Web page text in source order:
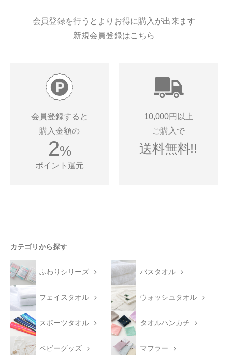
会員登録を行うとよりお得に購入が出来ます
新規会員登録はこちら
会員登録すると
購入金額の
2%
ポイント還元
10,000円以上
ご購入で
送料無料!!
カテゴリから探す
ふわりシリーズ バスタオル
フェイスタオル ウォッシュタオル
スポーツタオル タオルハンカチ
ベビーグッズ マフラー